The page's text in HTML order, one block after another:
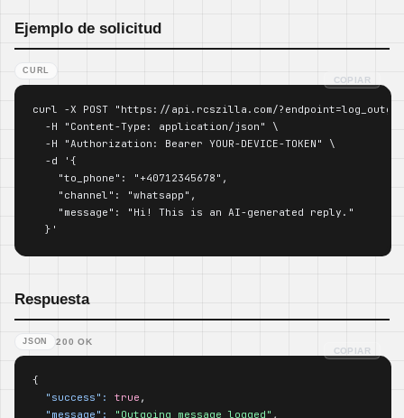
Ejemplo de solicitud
CURL
curl -X POST "https://api.rcszilla.com/
  -H "Content-Type: application/json" \
  -H "Authorization: Bearer YOUR-DEVICE-TOKEN" \
  -d '{
    "to_phone": "+40712345678",
    "channel": "whatsapp",
    "message": "Hi! This is an AI-generated reply."
  }'
COPIAR
Respuesta
JSON 200 OK
{
"success":
true ,
"message":
"Outgoing message logged" ,
COPIAR